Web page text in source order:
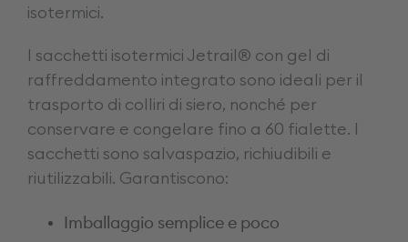
isotermici.
I sacchetti isotermici Jetrail® con gel di
raffreddamento integrato sono ideali per il
trasporto di colliri di siero, nonché per
conservare e congelare fino a 60 fialette. I
sacchetti sono salvaspazio, richiudibili e
riutilizzabili. Garantiscono:
Imballaggio semplice e poco